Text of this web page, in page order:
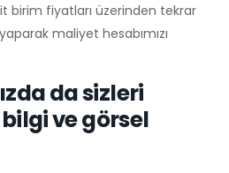
birim fiyatları üzerinden tekrar
maliyet hesabımızı
da sizleri
ve görsel